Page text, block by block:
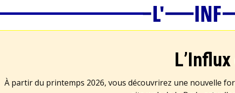
À partir du printemps 2026, vous découvrirez une nouvelle